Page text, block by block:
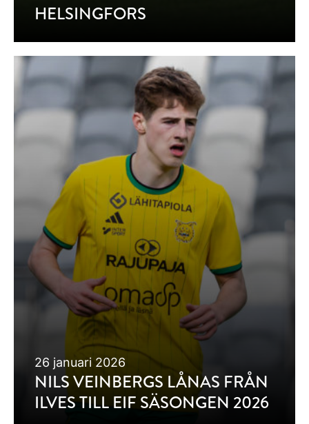
HELSINGFORS
NILS VEINBERGS LÅNAS FRÅN
ILVES TILL EIF SÄSONGEN 2026
26 januari 2026